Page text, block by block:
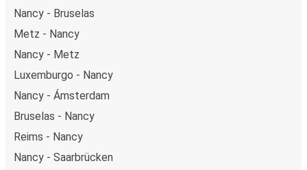
Nancy - Bruselas
Metz - Nancy
Nancy - Metz
Luxemburgo - Nancy
Nancy - Ámsterdam
Bruselas - Nancy
Reims - Nancy
Nancy - Saarbrücken